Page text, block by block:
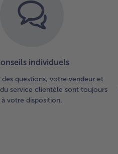
individuels
des questions, votre vendeur et
service clientèle sont toujours
à votre disposition.